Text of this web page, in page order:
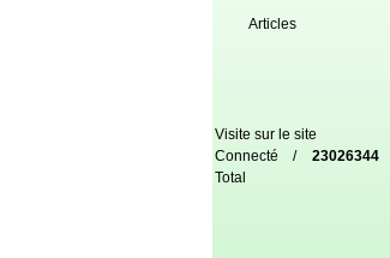
Articles
Visite sur le site
Connecté / 23026344
Total